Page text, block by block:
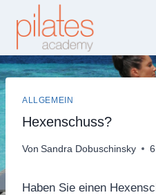
Inhalt
springen
ALLGEMEIN
Hexenschuss?
Von Sandra Dobuschinsky
Haben Sie einen